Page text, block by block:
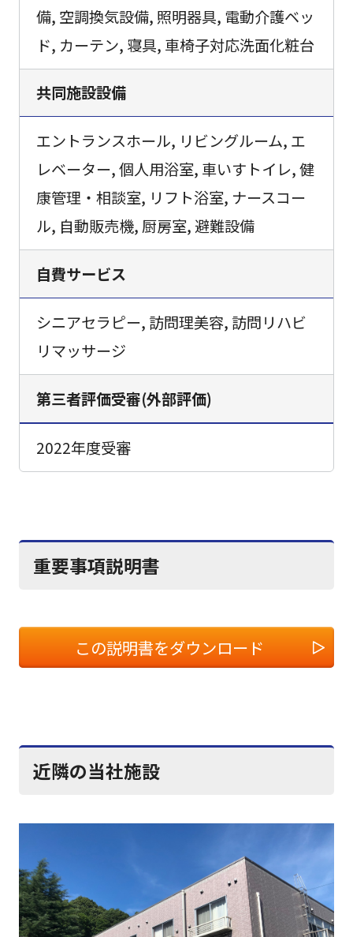
備, 空調換気設備, 照明器具, 電動介護ベッ
ド, カーテン, 寝具, 車椅子対応洗面化粧台
共同施設設備
エントランスホール, リビングルーム, エ
レベーター, 個人用浴室, 車いすトイレ, 健
康管理・相談室, リフト浴室, ナースコー
ル, 自動販売機, 厨房室, 避難設備
自費サービス
シニアセラピー, 訪問理美容, 訪問リハビ
リマッサージ
第三者評価受審(外部評価)
2022年度受審
重要事項説明書
この説明書をダウンロード
近隣の当社施設